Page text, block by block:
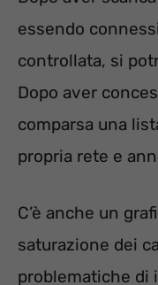
essendo
controllata, si
Dopo aver
comparsa una
propria rete e
C’è anche un
saturazione dei
problematiche di